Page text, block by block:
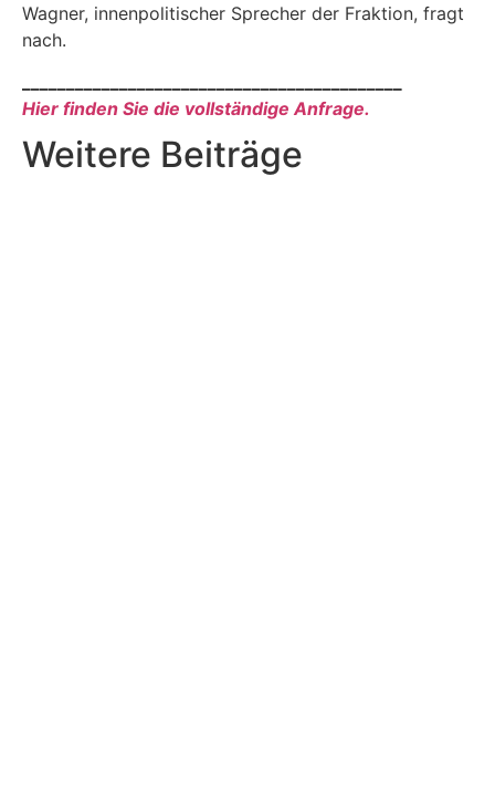
Wagner, innenpolitischer Sprecher der Fraktion, fragt
nach.
Hier finden Sie die vollständige Anfrage.
Weitere Beiträge